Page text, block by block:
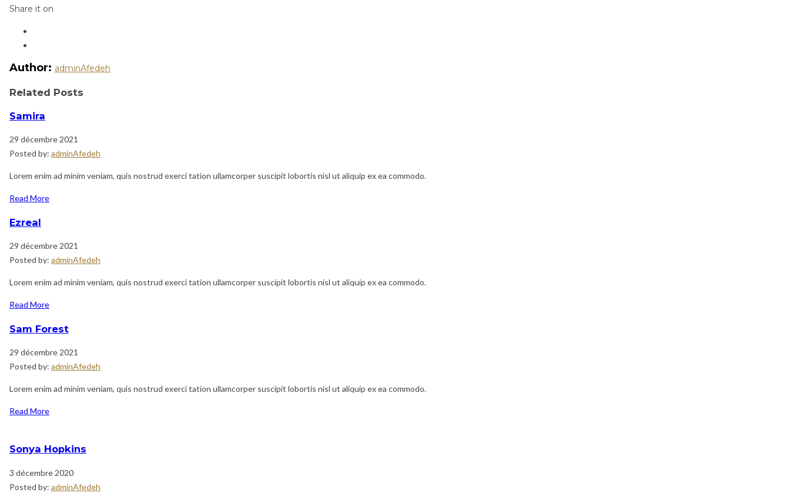
Share it on
Author: adminAfedeh
Related Posts
Samira
29 décembre 2021
Posted by: adminAfedeh
Lorem enim ad minim veniam, quis nostrud exerci tation ullamcorper suscipit lobortis nisl ut aliquip ex ea commodo.
Read More
Ezreal
29 décembre 2021
Posted by: adminAfedeh
Lorem enim ad minim veniam, quis nostrud exerci tation ullamcorper suscipit lobortis nisl ut aliquip ex ea commodo.
Read More
Sam Forest
29 décembre 2021
Posted by: adminAfedeh
Lorem enim ad minim veniam, quis nostrud exerci tation ullamcorper suscipit lobortis nisl ut aliquip ex ea commodo.
Read More
Sonya Hopkins
3 décembre 2020
Posted by: adminAfedeh